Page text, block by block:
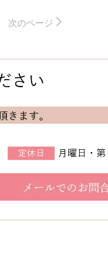
次のページ